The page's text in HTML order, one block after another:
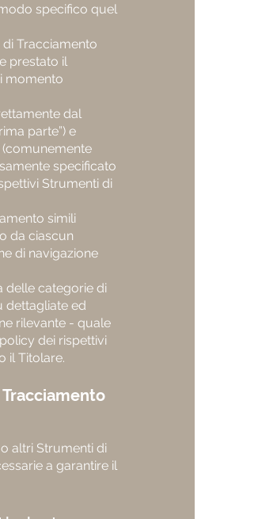
specifico quel
Tracciamento
prestato il
momento
dal
parte”) e
specificato
Strumenti di
simili
da ciascun
di navigazione
delle categorie di
dettagliate ed
rilevante - quale
dei rispettivi
il Titolare.
altri Strumenti di
a garantire il